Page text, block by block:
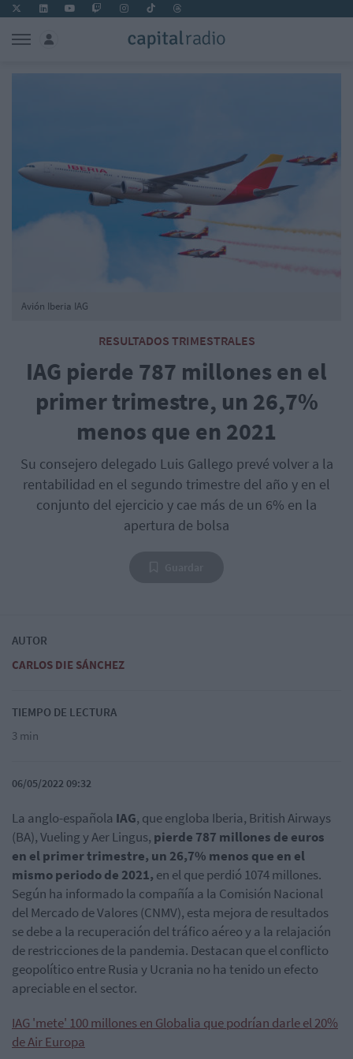
RESULTADOS TRIMESTRALES
IAG pierde 787 millones en el
primer trimestre, un 26,7%
menos que en 2021
Su consejero delegado Luis Gallego prevé volver a la
rentabilidad en el segundo trimestre del año y en el
conjunto del ejercicio y cae más de un 6% en la
apertura de bolsa
Avión Iberia IAG
AUTOR
CARLOS DIE SÁNCHEZ
TIEMPO DE LECTURA
3 min
06/05/2022 09:32
La anglo-española IAG, que engloba Iberia, British Airways
(BA), Vueling y Aer Lingus, pierde 787 millones de euros
en el primer trimestre, un 26,7% menos que en el
mismo periodo de 2021, en el que perdió 1074 millones.
Según ha informado la compañía a la Comisión Nacional
del Mercado de Valores (CNMV), esta mejora de resultados
se debe a la recuperación del tráfico aéreo y a la relajación
de restricciones de la pandemia. Destacan que el conflicto
geopolítico entre Rusia y Ucrania no ha tenido un efecto
apreciable en el sector.
IAG 'mete' 100 millones en Globalia que podrían darle el 20%
de Air Europa